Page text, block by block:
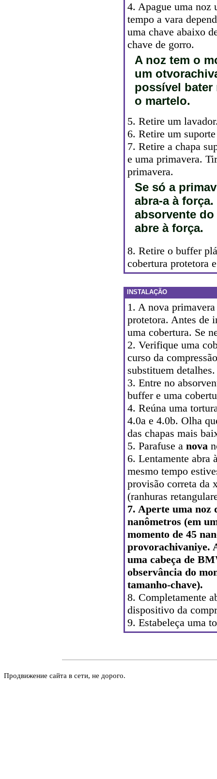
4. Apague uma noz
tempo a vara
uma chave abaixo
chave de gorro.
A noz tem o
um
possível bater
o martelo.
5. Retire um
6. Retire um
7. Retire a chapa
e uma primavera.
primavera.
Se só a
abra-a à
absorvente
abre à força.
8. Retire o buffer
cobertura protetora
INSTALAÇÃO
1. A nova
protetora. Antes de
uma cobertura. Se
2. Verifique uma
curso da
substituem detalhes.
3. Entre no
buffer e uma
4. Reúna uma
4.0a e 4.0b. Olha
das chapas mais
5. Parafuse a nova
6. Lentamente abra
mesmo tempo
provisão correta da
(ranhuras
7. Aperte uma noz
nanômetros (em
momento de 45
provorachivaniye.
uma cabeça de
observância do
tamanho-chave).
8. Completamente
dispositivo da
9. Estabeleça uma
Продвижение сайта в сети, не дорого.